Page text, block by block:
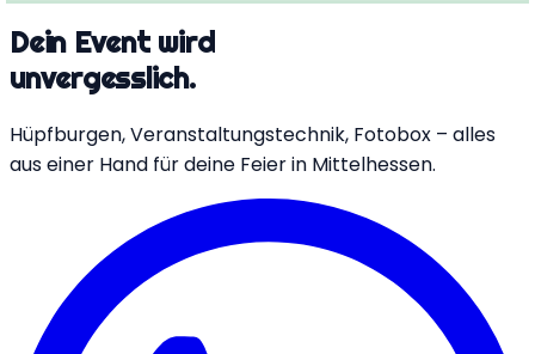
Dein Event wird
unvergesslich.
Hüpfburgen, Veranstaltungstechnik, Fotobox – alles
aus einer Hand für deine Feier in Mittelhessen.